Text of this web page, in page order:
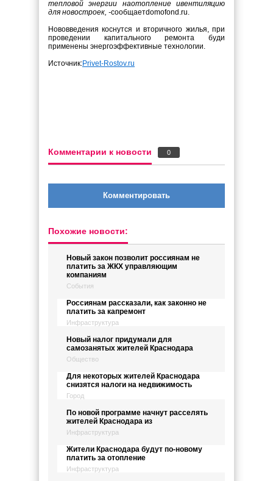
тепловой энергии наотопление ивентиляцию
для новостроек, -сообщаетdomofond.ru.
Нововведения коснутся и вторичного жилья, при
проведении капитального ремонта буди
применены энергоэффективные технологии.
Источник:Privet-Rostov.ru
Комментарии к новости 0
Комментировать
Похожие новости:
Новый закон позволит россиянам не
платить за ЖКХ управляющим
компаниям
События
Россиянам рассказали, как законно не
платить за капремонт
Инфраструктура
Новый налог придумали для
самозанятых жителей Краснодара
Общество
Для некоторых жителей Краснодара
снизятся налоги на недвижимость
Город
По новой программе начнут расселять
жителей Краснодара из
Инфраструктура
Жители Краснодара будут по-новому
платить за отопление
Инфраструктура